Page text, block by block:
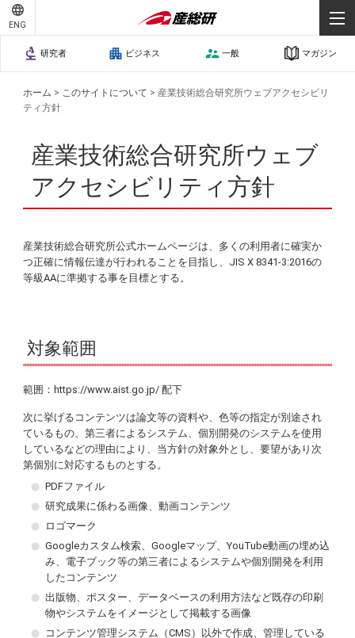
ENG
研究者 ビジネス 一般 マガジン
ホーム > このサイトについて > 産業技術総合研究所ウェブアクセシビリ
ティ方針
産業技術総合研究所ウェブ
アクセシビリティ方針
産業技術総合研究所公式ホームページは、多くの利用者に確実か
つ正確に情報伝達が行われることを目指し、JIS X 8341-3:2016の
等級AAに準拠する事を目標とする。
対象範囲
範囲：https://www.aist.go.jp/ 配下
次に挙げるコンテンツは論文等の資料や、色等の指定が別途され
ているもの、第三者によるシステム、個別開発のシステムを使用
しているなどの理由により、当方針の対象外とし、要望があり次
第個別に対応するものとする。
PDFファイル
研究成果に係わる画像、動画コンテンツ
ロゴマーク
Googleカスタム検索、Googleマップ、YouTube動画の埋め込
み、電子ブック等の第三者によるシステムや個別開発を利用
したコンテンツ
出版物、ポスター、データベースの利用方法など既存の印刷
物やシステムをイメージとして掲載する画像
コンテンツ管理システム（CMS）以外で作成、管理している